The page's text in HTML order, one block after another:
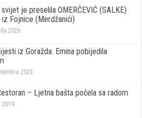
je preselila OMERČEVIĆ (SALKE)
iz Fojnice (Merdžanići)
2026.
iz Goražda: Emina pobijedila
2023.
– Ljetna bašta počela sa radom